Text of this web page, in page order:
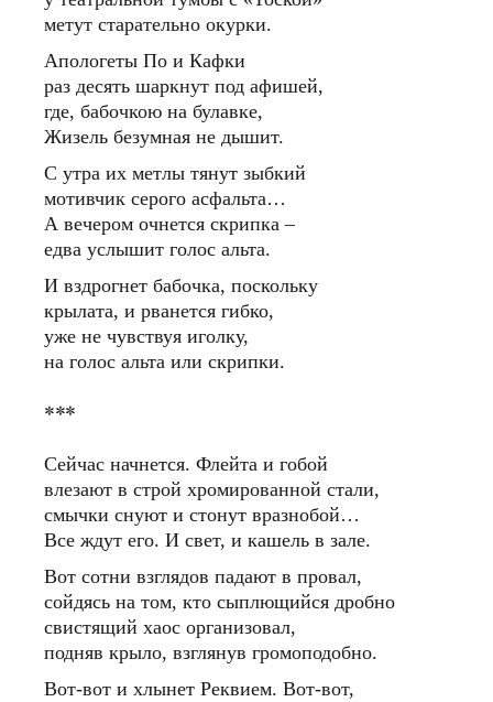
метут старательно окурки.
Апологеты По и Кафки
раз десять шаркнут под афишей,
где, бабочкою на булавке,
Жизель безумная не дышит.
С утра их метлы тянут зыбкий
мотивчик серого асфальта…
А вечером очнется скрипка –
едва услышит голос альта.
И вздрогнет бабочка, поскольку
крылата, и рванется гибко,
уже не чувствуя иголку,
на голос альта или скрипки.
***
Сейчас начнется. Флейта и гобой
влезают в строй хромированной стали,
смычки снуют и стонут вразнобой…
Все ждут его. И свет, и кашель в зале.
Вот сотни взглядов падают в провал,
сойдясь на том, кто сыплющийся дробно
свистящий хаос организовал,
подняв крыло, взглянув громоподобно.
Вот-вот и хлынет Реквием. Вот-вот,